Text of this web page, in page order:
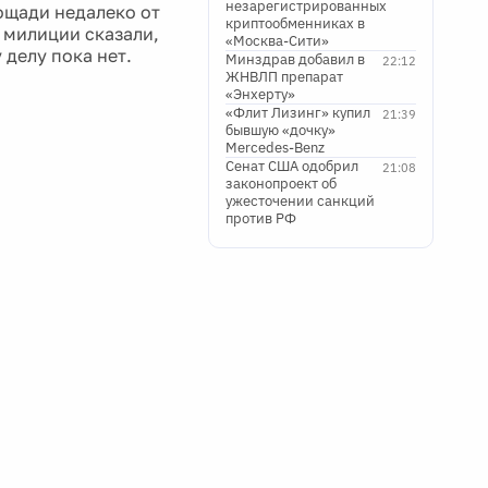
недалеко от
сказали,
пока нет.
незарегистрированных
криптообменниках в
«Москва-Сити»
22:12
Минздрав добавил в
ЖНВЛП препарат
«Энхерту»
21:39
«Флит Лизинг» купил
бывшую «дочку»
Mercedes-Benz
21:08
Сенат США одобрил
законопроект об
ужесточении санкций
против РФ